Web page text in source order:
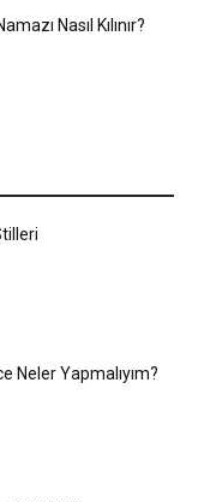
Nasıl Kılınır?
Neler Yapmalıyım?